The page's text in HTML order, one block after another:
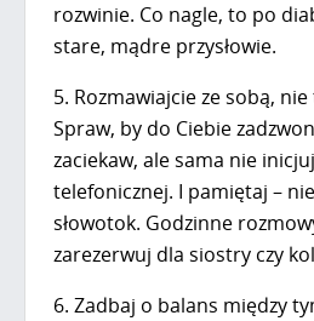
rozwinie. Co nagle, to po
stare, mądre przysłowie.
5. Rozmawiajcie ze sobą,
Spraw, by do Ciebie
zaciekaw, ale sama nie
telefonicznej. I pamiętaj –
słowotok. Godzinne
zarezerwuj dla siostry czy
6. Zadbaj o balans między